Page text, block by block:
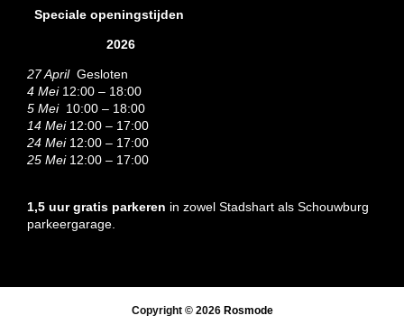
Speciale openingstijden
2026
27 AprilGesloten
4 Mei12:00 – 18:00
5 Mei10:00 – 18:00
14 Mei12:00 – 17:00
24 Mei12:00 – 17:00
25 Mei 12:00 – 17:00
1,5 uur gratis parkeren in zowel Stadshart als Schouwburg
parkeergarage.
Copyright © 2026 Rosmode